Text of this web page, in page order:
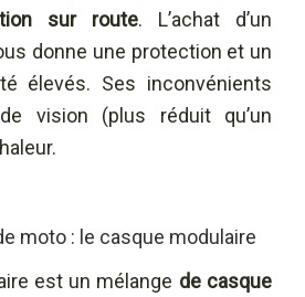
sur route. L’achat d’un
donne une protection et un
élevés. Ses inconvénients
vision (plus réduit qu’un
moto : le casque modulaire
est un mélange de casque